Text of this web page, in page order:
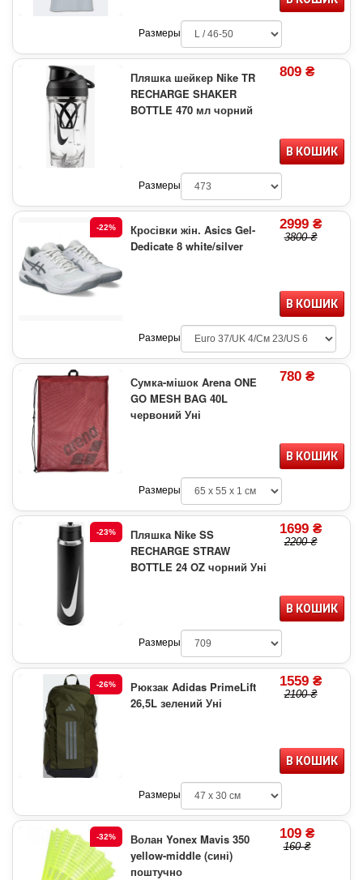
Размеры
Пляшка шейкер Nike TR
RECHARGE SHAKER
BOTTLE 470 мл чорний
809 ₴
В КОШИК
Размеры
-22%
Кросівки жін. Asics Gel-
Dedicate 8 white/silver
2999 ₴
3800 ₴
В КОШИК
Размеры
Сумка-мішок Arena ONE
GO MESH BAG 40L
червоний Уні
780 ₴
В КОШИК
Размеры
-23%
Пляшка Nike SS
RECHARGE STRAW
BOTTLE 24 OZ чорний Уні
1699 ₴
2200 ₴
В КОШИК
Размеры
-26%
Рюкзак Adidas PrimeLift
26,5L зелений Уні
1559 ₴
2100 ₴
В КОШИК
Размеры
-32%
Волан Yonex Mavis 350
yellow-middle (сині)
поштучно
109 ₴
160 ₴